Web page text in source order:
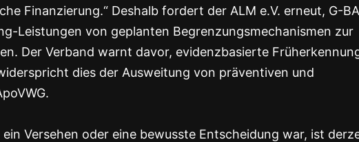
Finanzierung.“ Deshalb fordert der ALM e.V. erneut, G-
Leistungen von geplanten Begrenzungsmechanismen zur
Der Verband warnt davor, evidenzbasierte
dies der Ausweitung von präventiven und
Versehen oder eine bewusste Entscheidung war, ist